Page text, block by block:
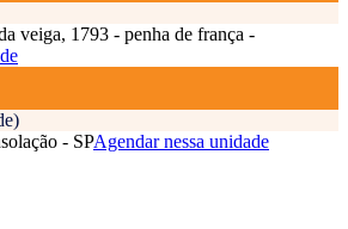
veiga, 1793 - penha de frança -
- SPAgendar nessa unidade